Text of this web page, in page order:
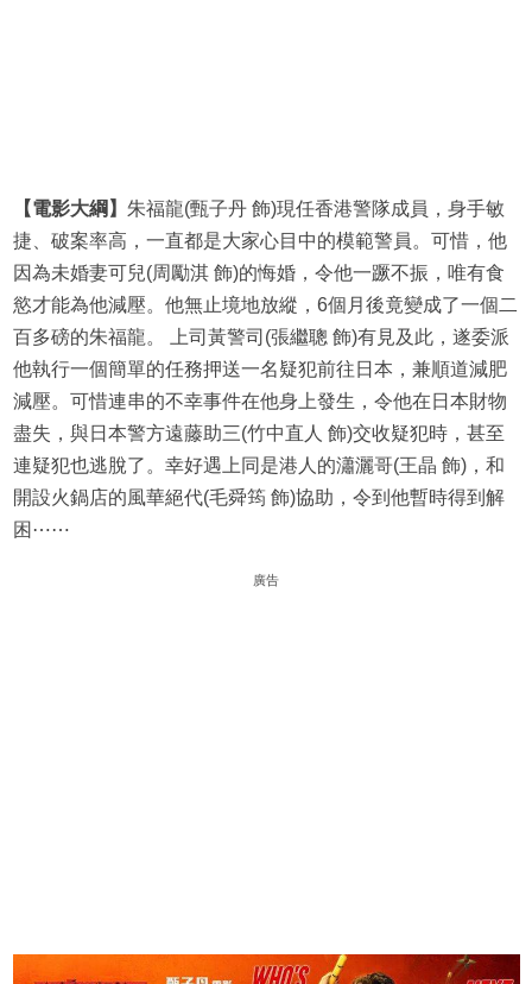
【電影大綱】 朱福龍(甄子丹 飾)現任香港警隊成員，身手敏
捷、破案率高，一直都是大家心目中的模範警員。可惜，他
因為未婚妻可兒(周勵淇 飾)的悔婚，令他一蹶不振，唯有食
慾才能為他減壓。他無止境地放縱，6個月後竟變成了一個二
百多磅的朱福龍。 上司黃警司(張繼聰 飾)有見及此，遂委派
他執行一個簡單的任務押送一名疑犯前往日本，兼順道減肥
減壓。可惜連串的不幸事件在他身上發生，令他在日本財物
盡失，與日本警方遠藤助三(竹中直人 飾)交收疑犯時，甚至
連疑犯也逃脫了。幸好遇上同是港人的瀟灑哥(王晶 飾)，和
開設火鍋店的風華絕代(毛舜筠 飾)協助，令到他暫時得到解
困⋯⋯
廣告